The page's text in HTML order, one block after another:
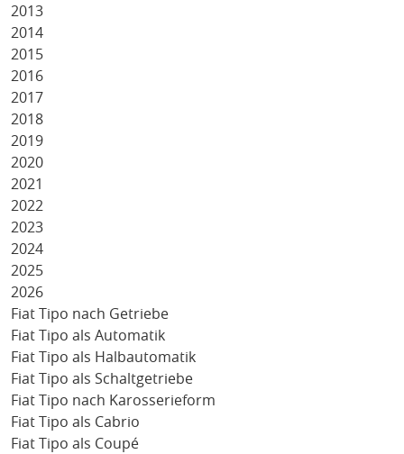
2013
2014
2015
2016
2017
2018
2019
2020
2021
2022
2023
2024
2025
2026
Fiat Tipo nach Getriebe
Fiat Tipo als Automatik
Fiat Tipo als Halbautomatik
Fiat Tipo als Schaltgetriebe
Fiat Tipo nach Karosserieform
Fiat Tipo als Cabrio
Fiat Tipo als Coupé